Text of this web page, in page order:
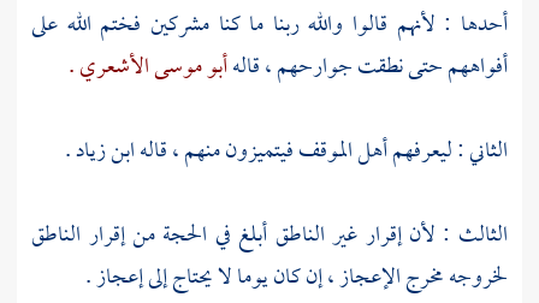
أحدها : لأنهم قالوا والله ربنا ما كنا مشركين فختم الله على
أفواههم حتى نطقت جوارحهم ، قالهأبو موسى الأشعري .
الثاني : ليعرفهم أهل الموقف فيتميزون منهم ، قالهابن زياد .
الثالث : لأن إقرار غير الناطق أبلغ في الحجة من إقرار الناطق
لخروجه مخرج الإعجاز ، إن كان يوما لا يحتاج إلى إعجاز .